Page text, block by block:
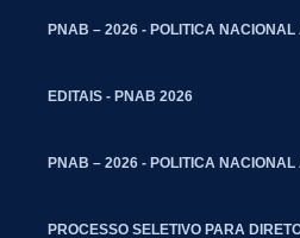
PNAB – 2026 - POLITICA
EDITAIS - PNAB 2026
PNAB – 2026 - POLITICA
PROCESSO SELETIVO PARA